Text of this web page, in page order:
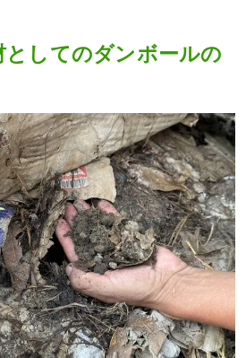
してのダンボールの